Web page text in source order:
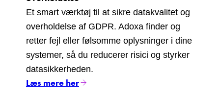
Et smart værktøj til at sikre datakvalitet og
overholdelse af GDPR. Adoxa finder og
retter fejl eller følsomme oplysninger i dine
systemer, så du reducerer risici og styrker
datasikkerheden.
Læs mere her